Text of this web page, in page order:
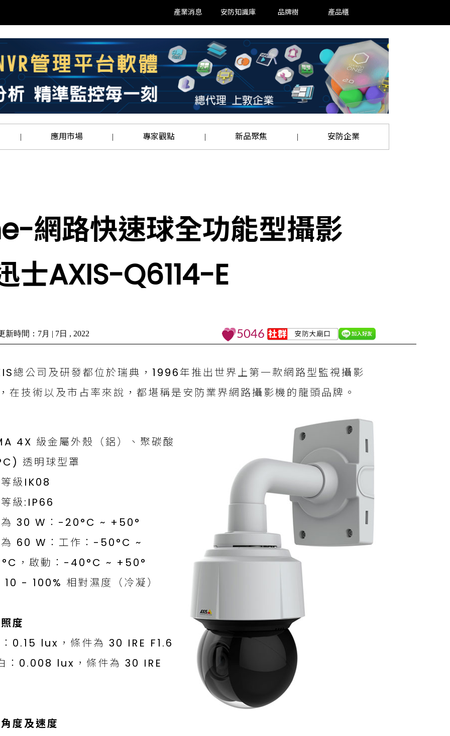
產業消息 安防知識庫 品牌樹 產品櫃
| 應用市場 | 專家觀點 | 新品聚焦 | 安防企業
網路快速球全功能型攝影
士AXIS-Q6114-E
新時間：7月 | 7日 , 2022 5046
總公司及研發都位於瑞典，1996年推出世界上第一款網路型監視攝影
在技術以及市占率來說，都堪稱是安防業界網路攝影機的龍頭品牌。
4X 級金屬外殼（鋁）、聚碳酸
透明球型罩
級IK08
級:IP66
為 30 W：-20°C ~ +50°
60 W：工作：-50°C ~
，啟動：-40°C ~ +50°
10 - 100% 相對濕度（冷凝）
度
0.15 lux，條件為 30 IRE F1.6
：0.008 lux，條件為 30 IRE
度及速度